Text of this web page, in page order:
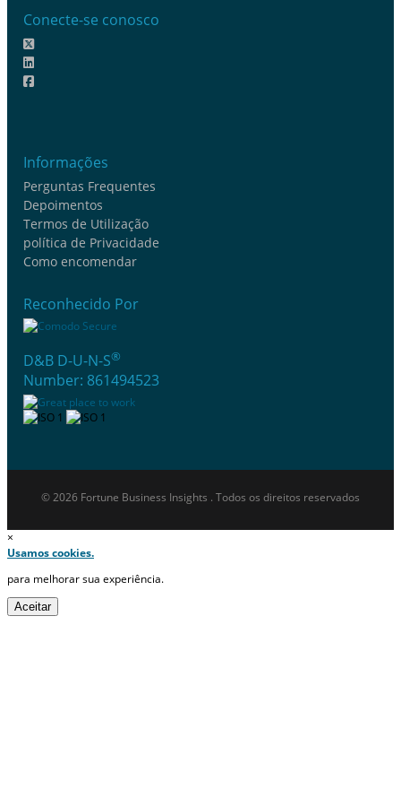
Conecte-se conosco
Informações
Perguntas Frequentes
Depoimentos
Termos de Utilização
política de Privacidade
Como encomendar
Reconhecido Por
D&B D-U-N-S®
Number: 861494523
© 2026 Fortune Business Insights . Todos os direitos reservados
×
Usamos cookies.
para melhorar sua experiência.
Aceitar